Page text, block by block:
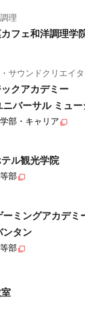
理
フェ和洋調理学
サウンドクリエイ
クアカデミー
バーサル ミュー
部・キャリア
ル観光学院
部
ミングアカデミ
ンタン
部